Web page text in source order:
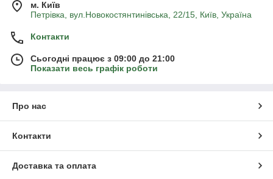
м. Київ
Петрівка, вул.Новокостянтинівська, 22/15, Київ, Україна
Контакти
Сьогодні працює з 09:00 до 21:00
Показати весь графік роботи
Про нас
Контакти
Доставка та оплата